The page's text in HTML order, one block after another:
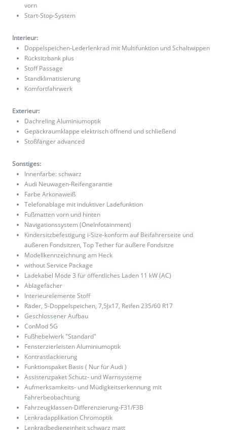
vorn
Start-Stop-System
Interieur:
Doppelspeichen-Lederlenkrad mit Multifunktion und Schaltwippen
Rücksitzbank plus
Stoff Passage
Standklimatisierung
Komfortfahrwerk
Exterieur:
Dachreling Aluminiumoptik
Gepäckraumklappe elektrisch öffnend und schließend
Stoßfänger advanced
Sonstiges:
Innenfarbe: schwarz
Audi Neuwagen-Reifengarantie
Farbe Arkonaweiß
Telefonablage mit induktiver Ladefunktion
Fußmatten vorn und hinten
Navigationssystem (OneInfotainment)
Kindersitzbefestigung i-Size-konform auf Beifahrerseite und
äußeren Fondsitzen, Top Tether für äußere Fondsitze
Modellkennzeichnung am Heck
without Service Package
Ladekabel Mode 3 für öffentliches Laden 11 kW (AC)
Ablagefächer
Interieurelemente Stoff
Räder, 5-Doppelspeichen, 7,5Jx17, Reifen 235/60 R17
Geschlossener Aufbau
ConMod 5G
Fußhebelwerk "Standard"
Fensterzierleisten Aluminiumoptik
Kontrastlackierung
Funktionspaket Basis ( Nur für Audi )
Assistenzpaket Schutz- und Warnsysteme
Aufmerksamkeits- und Müdigkeitserkennung mit
Fahrerbeobachtung
Fahrzeugklassen-Differenzierung-F31/F3B
Lenkradapplikation Chromoptik
Lenkradbedieneinheit schwarz matt